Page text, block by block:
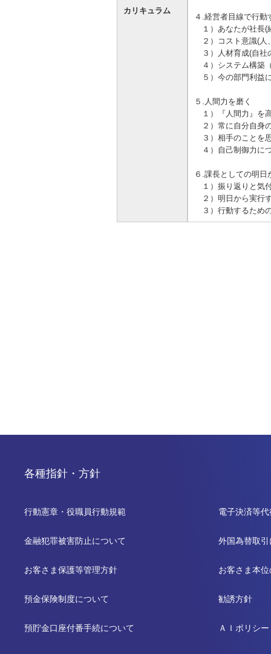
カリキュラム
４.経営者目線で行動
１）あなたが社長(
２）コスト意識(人
３）人材育成(自社
４）システム構築
５）今の部門利益
５.人間力を磨く
１）『人間力』を
２）常に自分自身
３）相手のことを
４）自己制御力に
６.課長としての明
１）振り返りと気
２）明日から実行
３）行動するため
各種指針・方針
行動憲章・役職員行動規範
金融犯罪被害防止について
お客さま保護等管理方針
預金保険制度について
預貯金口座付番手続について
電子決済等
外国為替取
お客さま本
勧誘方針
ＡＩポリシー